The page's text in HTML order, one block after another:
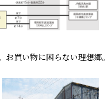
買い物に困らない理想郷。